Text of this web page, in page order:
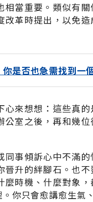
相當重要。類似有
改革時提出，以免
是否也急需找到一
來想想：這些真
公室之後，再和幾
同事傾訴心中不滿
晉升的絆腳石。也
麼時機、什麼對象
你只會愈講愈生氣